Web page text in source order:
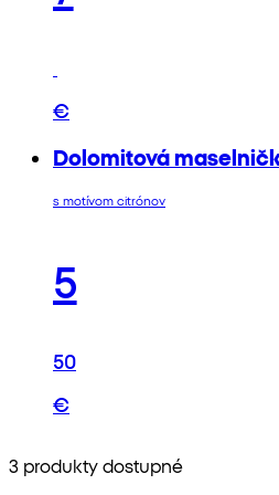
€
Dolomitová
s motívom citrónov
5
50
€
3 produkty dostupné